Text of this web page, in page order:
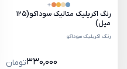
رنگ اکریلیک متالیک سوداکو(125
میل)
رنگ اکریلیک سوداکو
330,000تومان